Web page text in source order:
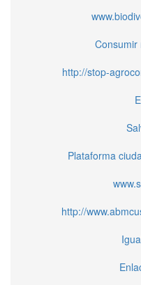
Consumir
http://stop-
Plataforma
http://